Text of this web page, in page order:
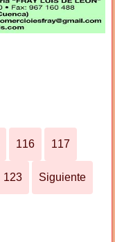
116 117
123 Siguiente